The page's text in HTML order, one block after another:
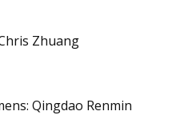
Zhuang
Qingdao Renmin